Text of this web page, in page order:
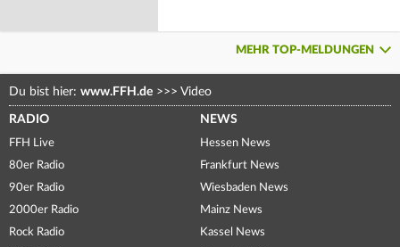
MEHR TOP-MELDUNGEN
Du bist hier: www.FFH.de >>> Video
RADIO
FFH Live
80er Radio
90er Radio
2000er Radio
Rock Radio
NEWS
Hessen News
Frankfurt News
Wiesbaden News
Mainz News
Kassel News